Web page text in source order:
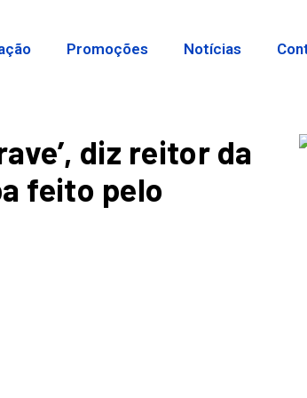
Promoções Notícias
diz reitor da
feito pelo